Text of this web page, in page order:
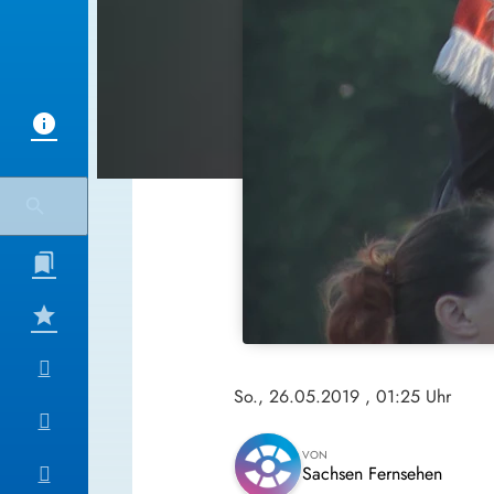
So., 26.05.2019 , 01:25 Uhr
VON
Sachsen Fernsehen